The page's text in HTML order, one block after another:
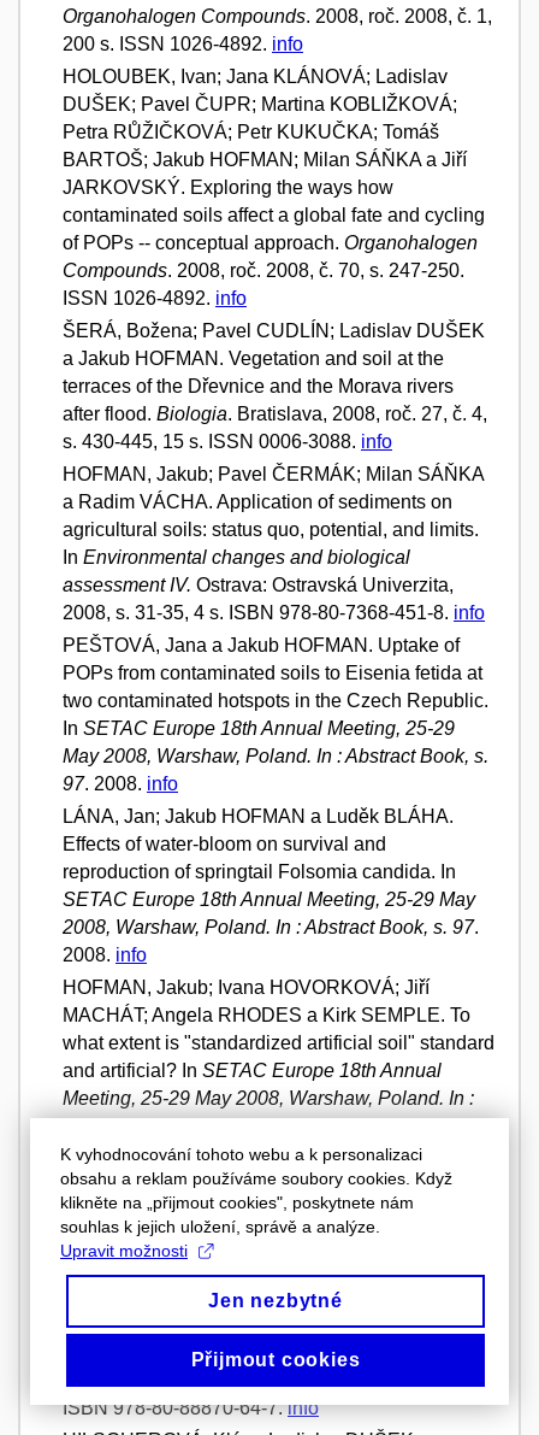
Organohalogen Compounds. 2008, roč. 2008, č. 1,
200 s. ISSN 1026-4892. info
HOLOUBEK, Ivan; Jana KLÁNOVÁ; Ladislav
DUŠEK; Pavel ČUPR; Martina KOBLIŽKOVÁ;
Petra RŮŽIČKOVÁ; Petr KUKUČKA; Tomáš
BARTOŠ; Jakub HOFMAN; Milan SÁŇKA a Jiří
JARKOVSKÝ. Exploring the ways how
contaminated soils affect a global fate and cycling
of POPs -- conceptual approach. Organohalogen
Compounds. 2008, roč. 2008, č. 70, s. 247-250.
ISSN 1026-4892. info
ŠERÁ, Božena; Pavel CUDLÍN; Ladislav DUŠEK
a Jakub HOFMAN. Vegetation and soil at the
terraces of the Dřevnice and the Morava rivers
after flood. Biologia. Bratislava, 2008, roč. 27, č. 4,
s. 430-445, 15 s. ISSN 0006-3088. info
HOFMAN, Jakub; Pavel ČERMÁK; Milan SÁŇKA
a Radim VÁCHA. Application of sediments on
agricultural soils: status quo, potential, and limits.
In Environmental changes and biological
assessment IV. Ostrava: Ostravská Univerzita,
2008, s. 31-35, 4 s. ISBN 978-80-7368-451-8. info
PEŠTOVÁ, Jana a Jakub HOFMAN. Uptake of
POPs from contaminated soils to Eisenia fetida at
two contaminated hotspots in the Czech Republic.
In SETAC Europe 18th Annual Meeting, 25-29
May 2008, Warshaw, Poland. In : Abstract Book, s.
97. 2008. info
LÁNA, Jan; Jakub HOFMAN a Luděk BLÁHA.
Effects of water-bloom on survival and
reproduction of springtail Folsomia candida. In
SETAC Europe 18th Annual Meeting, 25-29 May
2008, Warshaw, Poland. In : Abstract Book, s. 97.
2008. info
HOFMAN, Jakub; Ivana HOVORKOVÁ; Jiří
MACHÁT; Angela RHODES a Kirk SEMPLE. To
what extent is "standardized artificial soil" standard
and artificial? In SETAC Europe 18th Annual
Meeting, 25-29 May 2008, Warshaw, Poland. In :
KOBETIČOVÁ, Klára; Jakub HOFMAN a Ivan
HOLOUBEK. Vliv půdních vlastností na chování
roupic (Enchytraeus albidus, Enchytraeus
crypticus) v Avoidance testech. InStudentská
Slovensko: Sborník recenzovaných příspěvků, 1.
svazek – biologická a environmentální sekce.
Univerzita Komenského v Bratislave;
ISBN 978-80-88870-64-7.info
K vyhodnocování tohoto webu a k personalizaci
obsahu a reklam používáme soubory cookies. Když
klikněte na „přijmout cookies", poskytnete nám
souhlas k jejich uložení, správě a analýze.
Upravit možnosti
Jen nezbytné
Přijmout cookies